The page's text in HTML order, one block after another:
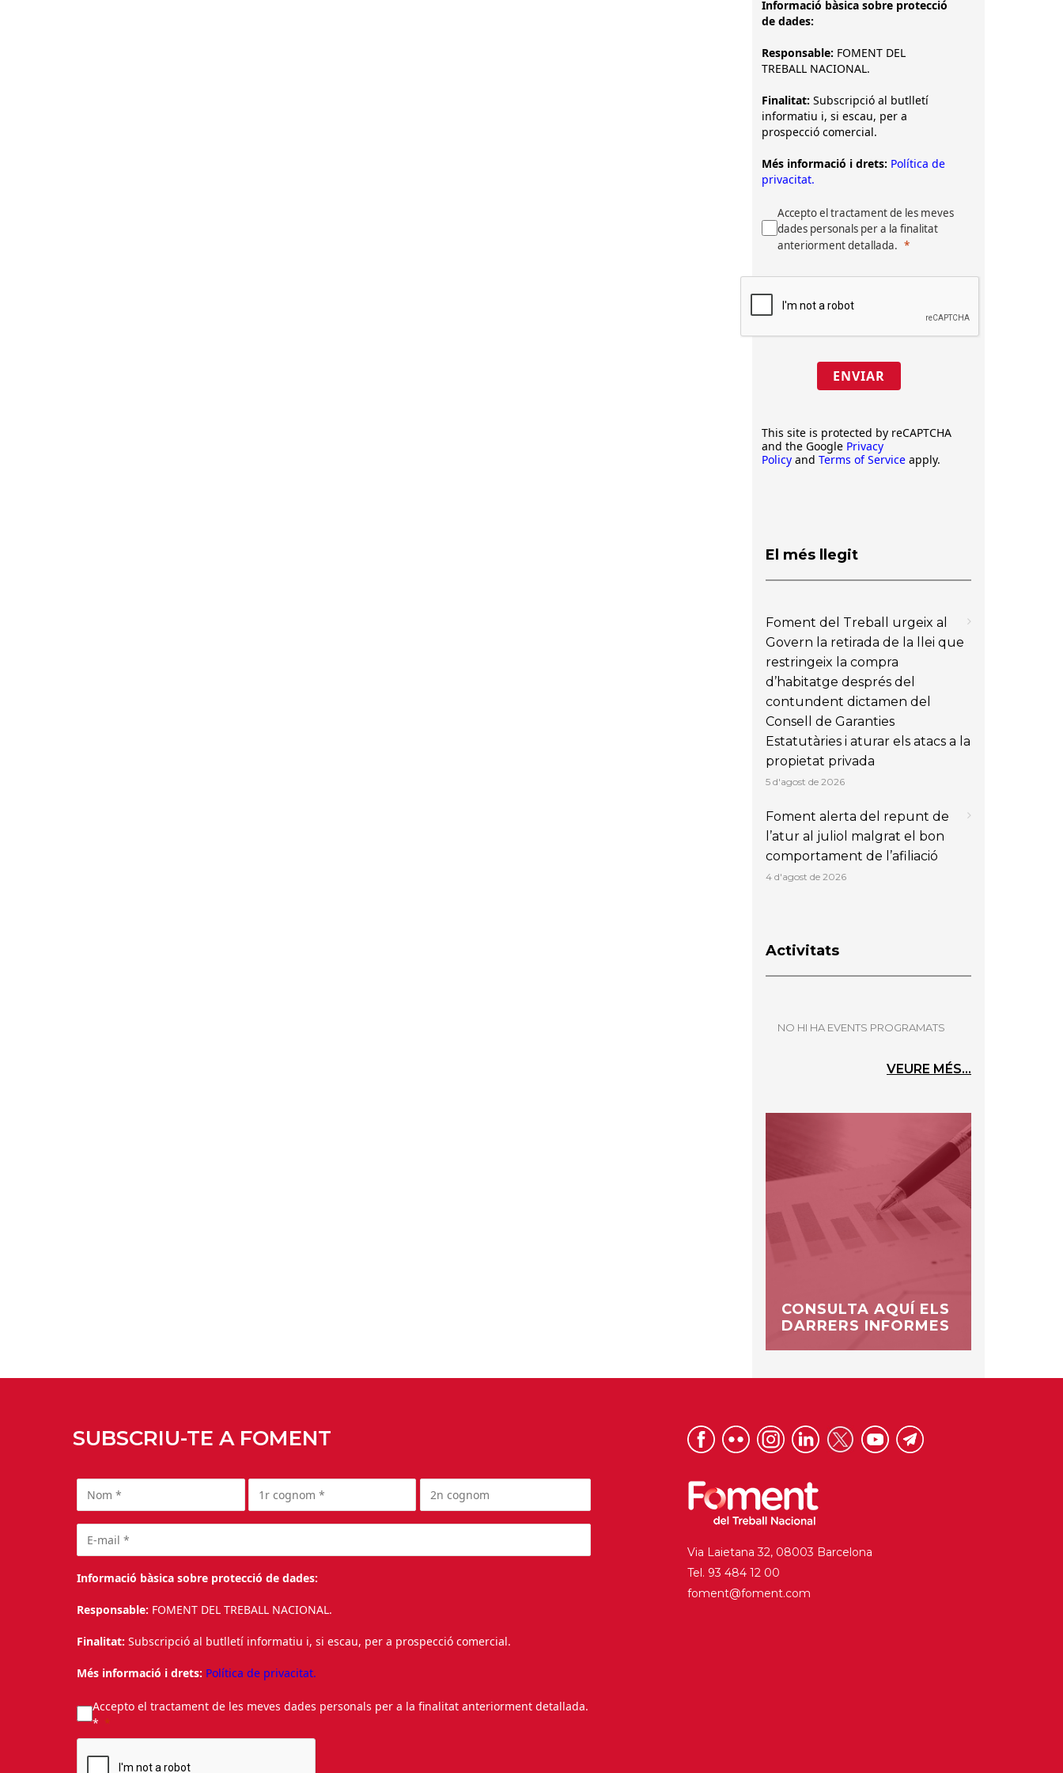
Informació bàsica sobre protecció
de dades:
Responsable: FOMENT DEL
TREBALL NACIONAL.
Finalitat: Subscripció al butlletí
informatiu i, si escau, per a
prospecció comercial.
Més informació i drets: Política de
privacitat.
Accepto el tractament de les meves
dades personals per a la finalitat
anteriorment detallada.
ENVIAR
This site is protected by reCAPTCHA
and the Google Privacy
Policy and Terms of Service apply.
El més llegit
Foment del Treball urgeix al
Govern la retirada de la llei que
restringeix la compra
d’habitatge després del
contundent dictamen del
Consell de Garanties
Estatutàries i aturar els atacs a la
propietat privada
5 d'agost de 2026
Foment alerta del repunt de
l’atur al juliol malgrat el bon
comportament de l’afiliació
4 d'agost de 2026
Activitats
NO HI HA EVENTS PROGRAMATS
VEURE MÉS...
CONSULTA AQUÍ ELS
DARRERS INFORMES
SUBSCRIU-TE A FOMENT
Informació bàsica sobre protecció de dades:
Responsable: FOMENT DEL TREBALL NACIONAL.
Finalitat: Subscripció al butlletí informatiu i, si escau, per a prospecció comercial.
Més informació i drets: Política de privacitat.
Accepto el tractament de les meves dades personals per a la finalitat anteriorment detallada.
*
Via Laietana 32, 08003 Barcelona
Tel. 93 484 12 00
foment@foment.com